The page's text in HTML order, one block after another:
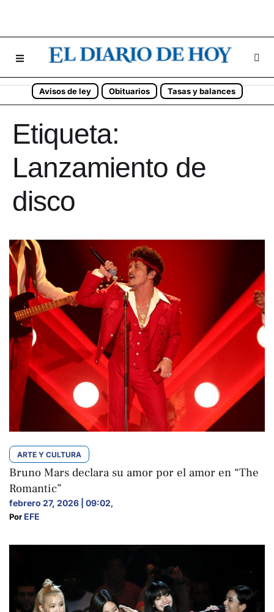
Avisos de ley Obituarios Tasas y balances
Etiqueta:
Lanzamiento de
disco
ARTE Y CULTURA
Bruno Mars declara su amor por el amor en “The
Romantic”
febrero 27, 2026 | 09:02,
Por EFE